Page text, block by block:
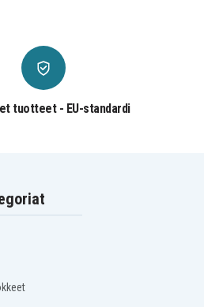
tuotteet - EU-standardi